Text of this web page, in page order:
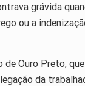
grávida
ou a
Ouro Preto,
da